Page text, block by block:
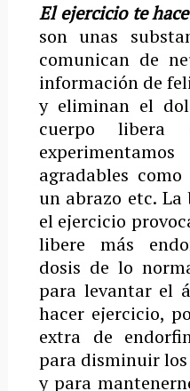
El ejercicio te
son unas
comunican de
información de
y eliminan el
cuerpo libera
agradables
un abrazo etc. La
el ejercicio
libere más
dosis de lo
para levantar el
hacer ejercicio,
extra de
para disminuir
y para